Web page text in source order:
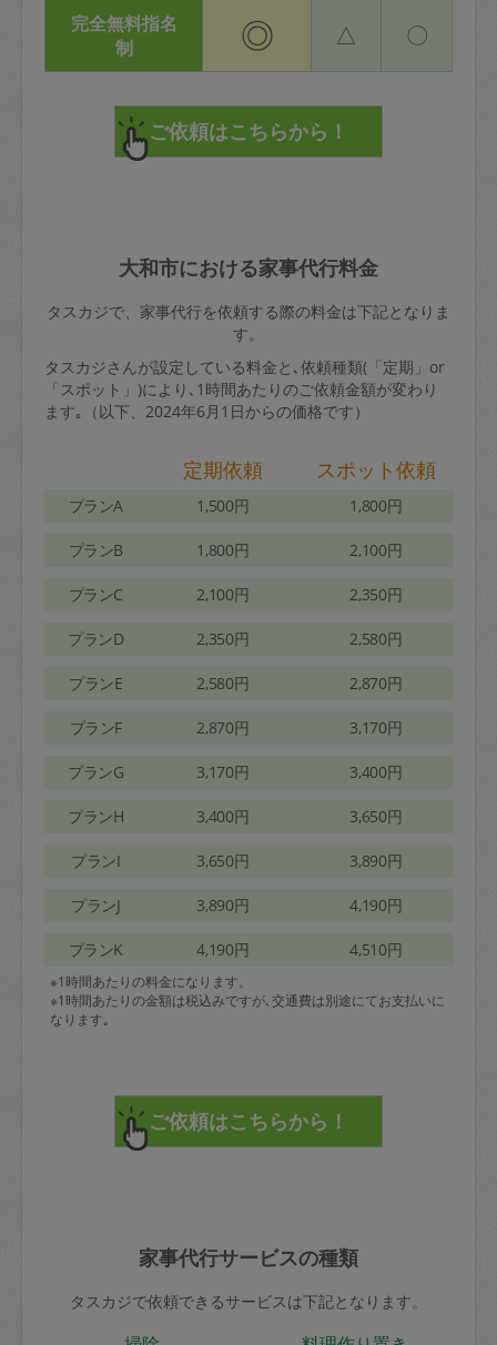
完全無料指名
制
◎ △ 〇
大和市における家事代行料金
タスカジで、家事代行を依頼する際の料金は下記となりま
す。
タスカジさんが設定している料金と､依頼種類(「定期」or
「スポット」)により､1時間あたりのご依頼金額が変わり
ます｡（以下、2024年6月1日からの価格です）
定期依頼 スポット依頼
プランA 1,500円 1,800円
プランB 1,800円 2,100円
プランC 2,100円 2,350円
プランD 2,350円 2,580円
プランE 2,580円 2,870円
プランF 2,870円 3,170円
プランG 3,170円 3,400円
プランH 3,400円 3,650円
プランI 3,650円 3,890円
プランJ 3,890円 4,190円
プランK 4,190円 4,510円
※1時間あたりの料金になります。
※1時間あたりの金額は税込みですが､交通費は別途にてお支払いに
なります｡
家事代行サービスの種類
タスカジで依頼できるサービスは下記となります。